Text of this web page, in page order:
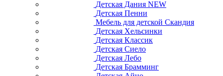
Детская Дания NEW
Детская Пенни
Мебель для детской Скандия
Детская Хельсинки
Детская Классик
Детская Сиело
Детская Лебо
Детская Брамминг